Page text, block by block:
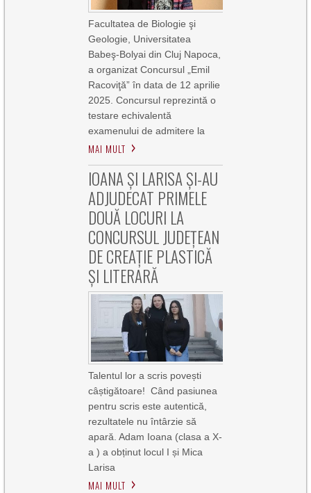
Facultatea de Biologie şi
Geologie, Universitatea
Babeş-Bolyai din Cluj Napoca,
a organizat Concursul „Emil
Racoviţă” în data de 12 aprilie
2025. Concursul reprezintă o
testare echivalentă
examenului de admitere la
MAI MULT
IOANA ȘI LARISA ȘI-AU
ADJUDECAT PRIMELE
DOUĂ LOCURI LA
CONCURSUL JUDEȚEAN
DE CREAȚIE PLASTICĂ
ȘI LITERARĂ
Talentul lor a scris povești
câștigătoare! Când pasiunea
pentru scris este autentică,
rezultatele nu întârzie să
apară. Adam Ioana (clasa a X-
a ) a obținut locul I și Mica
Larisa
MAI MULT